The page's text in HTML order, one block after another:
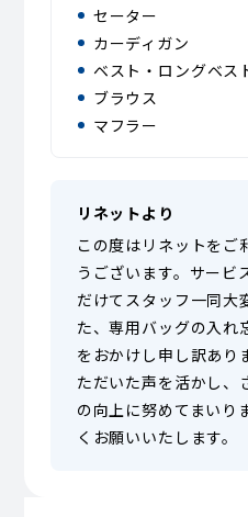
セーター
カーディガン
ベスト・ロングベス
ブラウス
マフラー
リネットより
この度はリネットをご
うございます。サービ
だけてスタッフ一同大
た、専用バッグの入れ
をおかけし申し訳あり
ただいた声を活かし、
の向上に努めてまいり
くお願いいたします。